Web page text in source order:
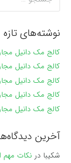
برای:
نوشته‌های تازه
کالج مک دانیل مجارستان
کالج مک دانیل مجارستان
کالج مک دانیل مجارستان
کالج مک دانیل مجارستان
کالج مک دانیل مجارستان
آخرین
شکیبا در نکات مهم